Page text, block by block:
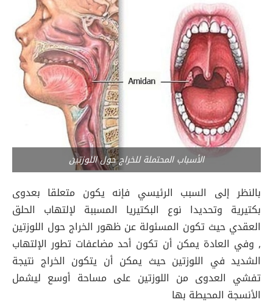
الأسباب المحتملة للخراج حول اللوزتين
بالنظر إلى السبب الرئيسي فإنه يكون متعلقا بعدوى
بكتيرية وتحديدا نوع البكتيريا المسببة لإلتهاب الحلق
العقدي حيث تكون المسئولة عن ظهور الخراج حول اللوزتين
, وفي العادة يمكن أن تكون أحد مضاعفات تطور الإلتهاب
الشديد في اللوزتين حيث يمكن أن يتكون الخراج نتيجة
تفشي العدوى من اللوزتين على مساحة أوسع ليشمل
الأنسجة المحيطة بها